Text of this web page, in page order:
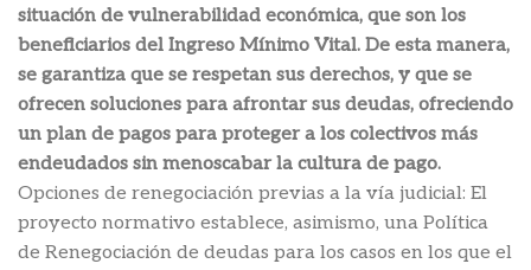
situación de vulnerabilidad económica, que son los
beneficiarios del Ingreso Mínimo Vital. De esta manera,
se garantiza que se respetan sus derechos, y que se
ofrecen soluciones para afrontar sus deudas, ofreciendo
un plan de pagos para proteger a los colectivos más
endeudados sin menoscabar la cultura de pago.
Opciones de renegociación previas a la vía judicial: El
proyecto normativo establece, asimismo, una Política
de Renegociación de deudas para los casos en los que el